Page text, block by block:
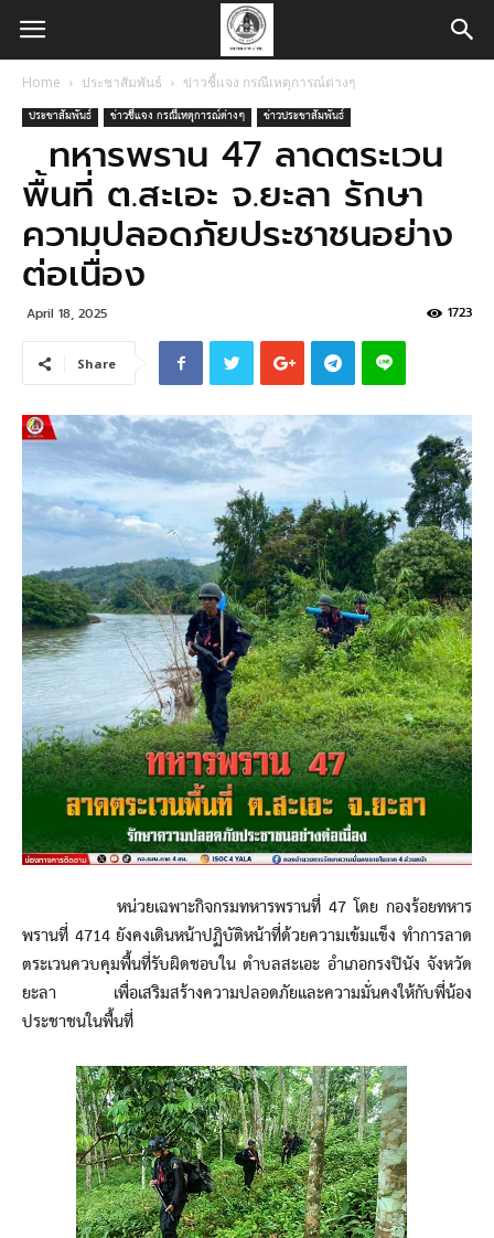
Home ประชาสัมพันธ์ ข่าวชี้แจง กรณีเหตุการณ์ต่างๆ
ประชาสัมพันธ์ ข่าวชี้แจง กรณีเหตุการณ์ต่างๆ ข่าวประชาสัมพันธ์
ทหารพราน 47 ลาดตระเวน
พื้นที่ ต.สะเอะ จ.ยะลา รักษา
ความปลอดภัยประชาชนอย่าง
ต่อเนื่อง
April 18, 2025 1723
Share
หน่วยเฉพาะกิจกรมทหารพรานที่ 47 โดย กองร้อยทหาร
พรานที่ 4714 ยังคงเดินหน้าปฏิบัติหน้าที่ด้วยความเข้มแข็ง ทำการลาด
ตระเวนควบคุมพื้นที่รับผิดชอบใน ตำบลสะเอะ อำเภอกรงปินัง จังหวัด
ยะลา เพื่อเสริมสร้างความปลอดภัยและความมั่นคงให้กับพี่น้อง
ประชาชนในพื้นที่